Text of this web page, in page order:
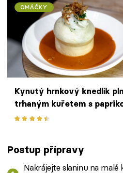
OMÁČKY
Kynutý hrnkový knedlík
trhaným kuřetem s
omáčkou podle Marka
Postup přípravy
Nakrájejte slaninu na malé